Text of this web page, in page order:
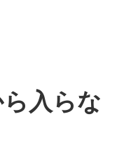
入らな